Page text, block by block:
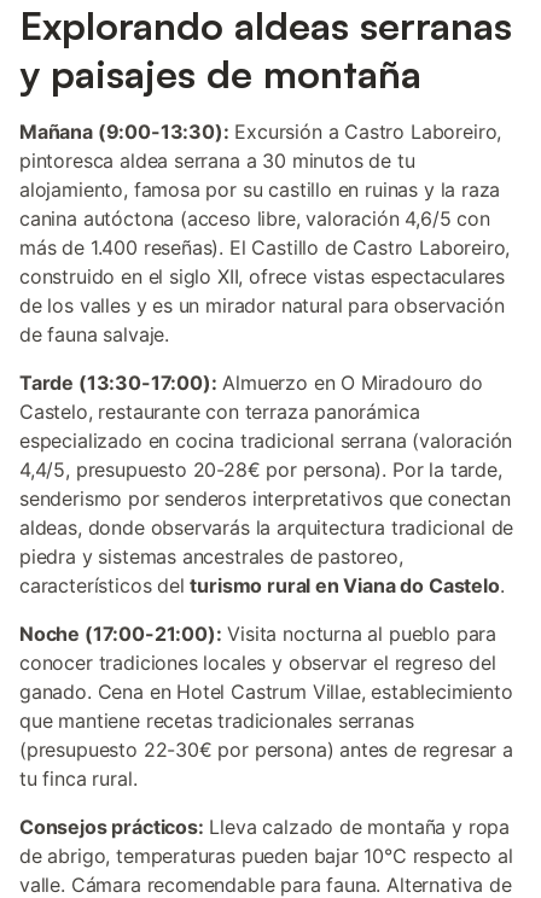
Explorando aldeas serranas
y paisajes de montaña
Mañana (9:00-13:30): Excursión a Castro Laboreiro,
pintoresca aldea serrana a 30 minutos de tu
alojamiento, famosa por su castillo en ruinas y la raza
canina autóctona (acceso libre, valoración 4,6/5 con
más de 1.400 reseñas). El Castillo de Castro Laboreiro,
construido en el siglo XII, ofrece vistas espectaculares
de los valles y es un mirador natural para observación
de fauna salvaje.
Tarde (13:30-17:00): Almuerzo en O Miradouro do
Castelo, restaurante con terraza panorámica
especializado en cocina tradicional serrana (valoración
4,4/5, presupuesto 20-28€ por persona). Por la tarde,
senderismo por senderos interpretativos que conectan
aldeas, donde observarás la arquitectura tradicional de
piedra y sistemas ancestrales de pastoreo,
característicos delturismo rural en Viana do Castelo.
Noche (17:00-21:00): Visita nocturna al pueblo para
conocer tradiciones locales y observar el regreso del
ganado. Cena en Hotel Castrum Villae, establecimiento
que mantiene recetas tradicionales serranas
(presupuesto 22-30€ por persona) antes de regresar a
tu finca rural.
Consejos prácticos: Lleva calzado de montaña y ropa
de abrigo, temperaturas pueden bajar 10°C respecto al
valle. Cámara recomendable para fauna. Alternativa de